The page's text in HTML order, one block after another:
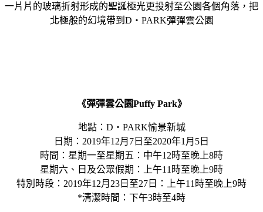
一片片的玻璃折射形成的聖誕極光更投射至公園各個角落，把
北極般的幻境帶到D‧PARK彈彈雲公園
《彈彈雲公園Puffy Park》
地點：D‧PARK愉景新城
日期：2019年12月7日至2020年1月5日
時間：星期一至星期五：中午12時至晚上8時
星期六、日及公眾假期：上午11時至晚上9時
特別時段：2019年12月23日至27日：上午11時至晚上9時
*清潔時間：下午3時至4時